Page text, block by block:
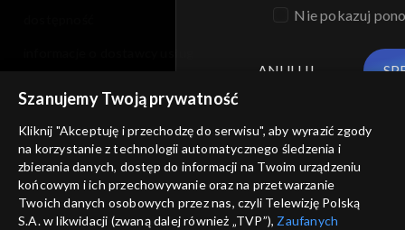
Nie pokazuj
ANULUJ
Szanujemy Twoją prywatność
Kliknij "Akceptuję i przechodzę do serwisu", aby wyrazić zgody
na korzystanie z technologii automatycznego śledzenia i
zbierania danych, dostęp do informacji na Twoim urządzeniu
końcowym i ich przechowywanie oraz na przetwarzanie
Twoich danych osobowych przez nas, czyli Telewizję Polską
S.A. w likwidacji (zwaną dalej również „TVP”), Zaufanych